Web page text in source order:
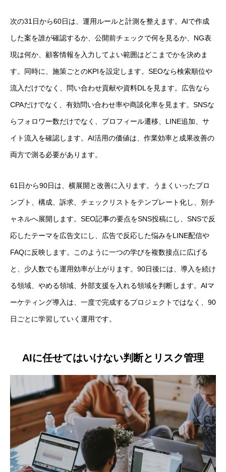
次の31日から60日は、運用ルールと計測を整えます。AIで作成
した案を誰が確認するか、公開前チェックで何を見るか、NG表
現は何か、顧客情報を入力してよい範囲はどこまでかを決めま
す。同時に、施策ごとのKPIを設定します。SEOなら検索順位や
流入だけでなく、問い合わせ貢献や資料DLを見ます。広告なら
CPAだけでなく、有効問い合わせ率や商談化率を見ます。SNSな
らフォロワー数だけでなく、プロフィール遷移、LINE追加、サ
イト流入を確認します。AI活用の価値は、作業効率と成果改善の
両方で測る必要があります。
61日から90日は、横展開と改善に入ります。うまくいったプロ
ンプト、構成、訴求、チェックリストをテンプレート化し、別チ
ャネルへ展開します。SEO記事の要点をSNS投稿にし、SNSで反
応したテーマを広告文にし、広告で反応した悩みをLINE配信や
FAQに反映します。このように一つの学びを複数接点に広げる
と、少人数でも運用効率が上がります。90日後には、導入を続け
る領域、やめる領域、外部支援を入れる領域を判断します。AIマ
ーケティング導入は、一度で完成するプロジェクトではなく、90
日ごとに学習していく運用です。
AIに任せてはいけない判断とリスク管理